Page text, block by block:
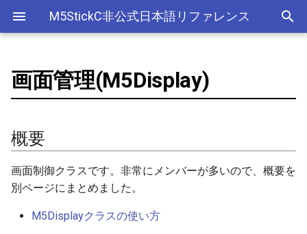
M5StickC非公式日本語リファレンス
Bluetooth Classic
概要
メンバー
ArduinoOTAClass
AsyncUDPPacket
デバイス Official以外のアクセサリ
アクセサリー
HAT
Official
ADC
アナログ入力(ADC)
アナログ出力(DAC)
adc
esp_sleep
FreeRTOSConfig
ライブラリ
Ethernet(有線LAN)
ADC
外部接続端子
ESP-MQTT
HTTP Server
外部サービス
Beebotte
EEPROM
SD
Sleep スリープ
ULPコプロセッサ命令セ
AXP192の調査
リアルタイムデータロガー
保存、取得
RTCの現在日時をNTPサーバ
ーからセット
RTCの現在日時をWebブラウ
画面管理(M5Display)
概要
画面制御クラスです。非常にメンバーが多いので、概要を
別ページにまとめました。
M5Displayクラスの使い方